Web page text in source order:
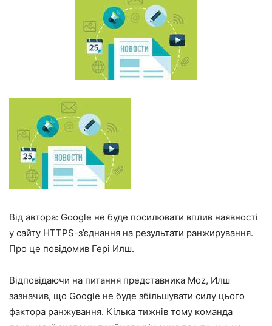
Від автора: Google не буде посилювати вплив наявності
у сайту HTTPS-з’єднання на результати ранжирування.
Про це повідомив Гері Илш.
Відповідаючи на питання представника Moz, Илш
зазначив, що Google не буде збільшувати силу цього
фактора ранжування. Кілька тижнів тому команда